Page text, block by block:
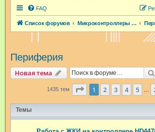
FAQ
Список форумов Микроконтроллеры и ПЛИС
Периферия
Новая тема
1435 тем Страница из 29
1 2 3 4 5
Темы